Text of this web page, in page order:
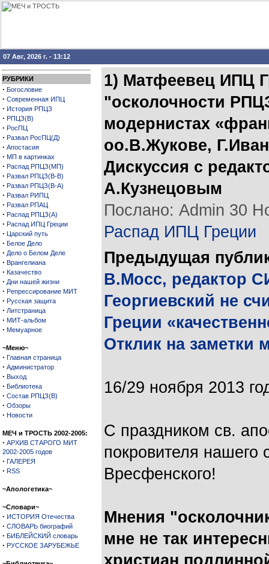
07 Авг, 2026 г. - 13:12
РУБРИКИ
· Богословие
· Современная ИПЦ
· История РПЦЗ
· РПЦЗ(В)
· РосПЦ
· Развал РосПЦ(Д)
· Апостасия
· МП в картинках
· Распад РПЦЗ(МП)
· Развал РПЦЗ(В-В)
· Развал РПЦЗ(В-А)
· Развал РИПЦ
· Развал РПАЦ
· Распад РПЦЗ(А)
· Распад ИПЦ Греции
· Царский путь
· Белое Дело
· Дело о Белом Деле
· Врангелиана
· Казачество
· Дни нашей жизни
· Репрессирование МИТ
· Русская защита
· Литстраница
· МИТ-альбом
· Мемуарное
~Меню~
· Главная страница
· Администратор
· Выход
· Библиотека
· Состав РПЦЗ(В)
· Обзоры
· Новости
МЕЧ и ТРОСТЬ 2002-2005:
· АРХИВ СТАРОГО МИТ
2002-2005 годов
· ГАЛЕРЕЯ
· RSS
~Апологетика~
~Словари~
· ИСТОРИЯ Отечества
· СЛОВАРЬ биографий
· БИБЛЕЙСКИЙ словарь
· РУССКОЕ ЗАРУБЕЖЬЕ
1) Матфеевец ИПЦ
"осколочности
модернистах
оо.В.Жукове,
Дискуссия с
А.Кузнецовым
Послано: Admin 30
Распад ИПЦ Греции
Предыдущая
В.Мосс, редактор
Георгиевский не
Греции
Отклик на заметки
16/29 ноября 2013
С праздником св.
покровителя нашего
Вресфенского!
Мнения
мне не так
христиан